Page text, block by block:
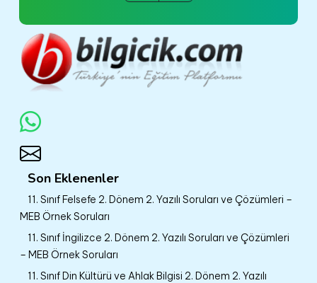
Son Eklenenler
11. Sınıf Felsefe 2. Dönem 2. Yazılı Soruları ve Çözümleri –
MEB Örnek Soruları
11. Sınıf İngilizce 2. Dönem 2. Yazılı Soruları ve Çözümleri
– MEB Örnek Soruları
11. Sınıf Din Kültürü ve Ahlak Bilgisi 2. Dönem 2. Yazılı